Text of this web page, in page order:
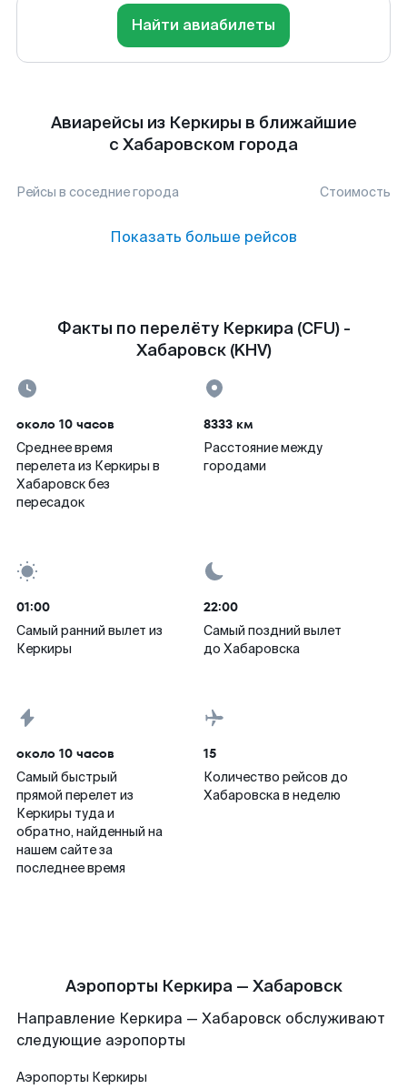
Найти авиабилеты
Авиарейсы из Керкиры в ближайшие
с Хабаровском города
Рейсы в соседние города Стоимость
Показать больше рейсов
Факты по перелёту Керкира (CFU) -
Хабаровск (KHV)
около 10 часов
Среднее время
перелета из Керкиры в
Хабаровск без
пересадок
8333 км
Расстояние между
городами
01:00
Самый ранний вылет из
Керкиры
22:00
Самый поздний вылет
до Хабаровска
около 10 часов
Самый быстрый
прямой перелет из
Керкиры туда и
обратно, найденный на
нашем сайте за
последнее время
15
Количество рейсов до
Хабаровска в неделю
Аэропорты Керкира — Хабаровск
Направление Керкира — Хабаровск обслуживают
следующие аэропорты
Аэропорты Керкиры